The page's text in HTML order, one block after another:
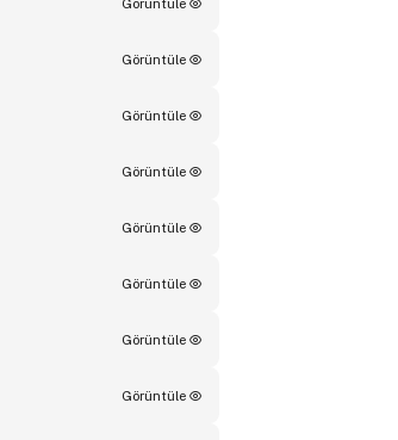
Görüntüle
Görüntüle
Görüntüle
Görüntüle
Görüntüle
Görüntüle
Görüntüle